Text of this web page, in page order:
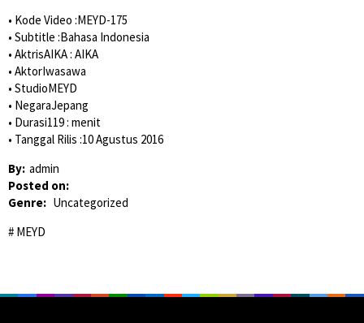
• Kode Video :MEYD-175
• Subtitle :Bahasa Indonesia
• AktrisAIKA : AIKA
• AktorIwasawa
• StudioMEYD
• NegaraJepang
• Durasi119 : menit
• Tanggal Rilis :10 Agustus 2016
By: admin
Posted on:
Genre: Uncategorized
MEYD